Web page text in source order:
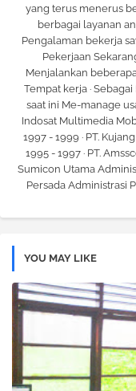
yang terus menerus
berbagai layanan
Pengalaman bekerja
Pekerjaan
Menjalankan
Tempat kerja ·
saat ini Me-manage
Indosat Multimedia
1997 - 1999 · PT.
1995 - 1997 · PT.
Sumicon Utama
Persada Administrasi
YOU MAY LIKE